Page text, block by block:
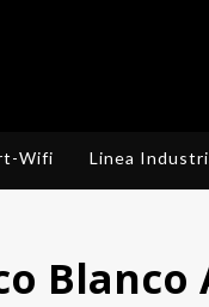
Wifi Linea
Blanco